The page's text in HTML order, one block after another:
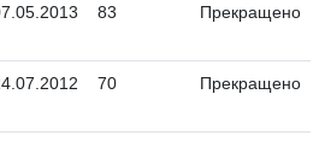
83 Прекращено
70 Прекращено